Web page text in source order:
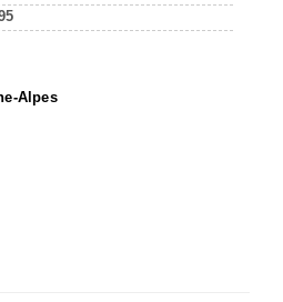
Alpes